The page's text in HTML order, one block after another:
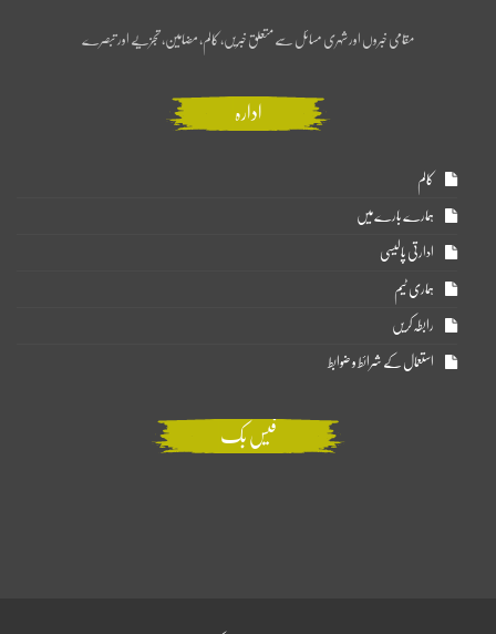
مقامی خبروں اور شہری مسائل سے متعلق خبریں، کالم، مضامین، تجزیے اور تبصرے
ادارہ
کالم
ہمارے بارے میں
ادارتی پالیسی
ہماری ٹیم
رابطہ کریں
استعمال کے شرائط و ضوابط
فیس بک